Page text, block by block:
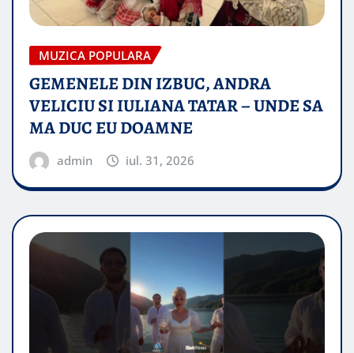
MUZICA POPULARA
GEMENELE DIN IZBUC, ANDRA
VELICIU SI IULIANA TATAR – UNDE SA
MA DUC EU DOAMNE
admin iul. 31, 2026